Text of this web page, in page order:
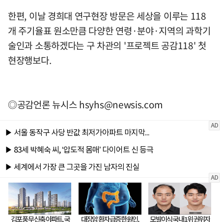
한편, 이날 경희대 연구현장 방문은 세상을 이루는 118
개 주기율표 원소만큼 다양한 연령·분야·지역의 과학기
술인과 소통하겠다는 구 차관의 '프로젝트 공감118' 첫
현장행보다.
◎공감언론 뉴시스hsyhs@newsis.com